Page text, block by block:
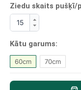
Ziedu skaits pušķī/
Kātu garums:
60cm 70cm